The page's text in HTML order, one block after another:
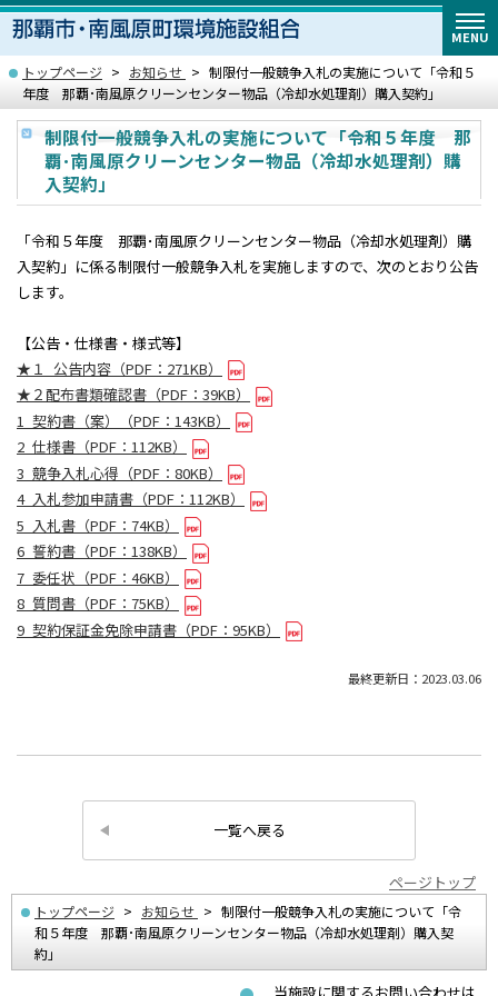
MENU
トップページ お知らせ
制限付一般競争入札の実施について「令和５
年度 那覇･南風原クリーンセンター物品（冷却水処理剤）購入契約」
制限付一般競争入札の実施について「令和５年度 那
覇･南風原クリーンセンター物品（冷却水処理剤）購
入契約」
「令和５年度 那覇･南風原クリーンセンター物品（冷却水処理剤）購
入契約」に係る制限付一般競争入札を実施しますので、次のとおり公告
します。
【公告・仕様書・様式等】
★１_公告内容（PDF：271KB）
★２配布書類確認書（PDF：39KB）
1_契約書（案）（PDF：143KB）
2_仕様書（PDF：112KB）
3_競争入札心得（PDF：80KB）
4_入札参加申請書（PDF：112KB）
5_入札書（PDF：74KB）
6_誓約書（PDF：138KB）
7_委任状（PDF：46KB）
8_質問書（PDF：75KB）
9_契約保証金免除申請書（PDF：95KB）
最終更新日：2023.03.06
一覧へ戻る
ページトップ
トップページ お知らせ
制限付一般競争入札の実施について「令
和５年度 那覇･南風原クリーンセンター物品（冷却水処理剤）購入契
約」